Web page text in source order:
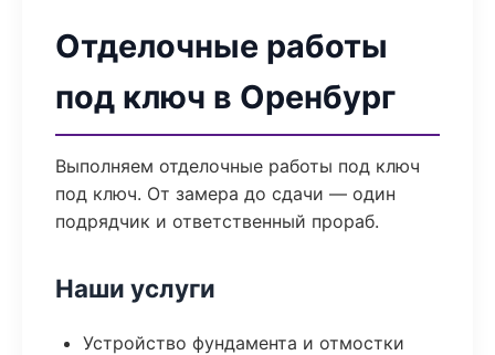
Отделочные работы
под ключ в Оренбург
Выполняем отделочные работы под ключ
под ключ. От замера до сдачи — один
подрядчик и ответственный прораб.
Наши услуги
Устройство фундамента и отмостки